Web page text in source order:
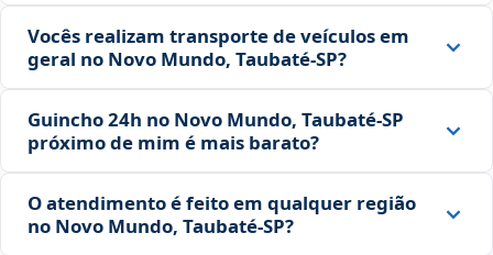
Vocês realizam transporte de veículos em
geral no Novo Mundo, Taubaté‑SP?
Guincho 24h no Novo Mundo, Taubaté‑SP
próximo de mim é mais barato?
O atendimento é feito em qualquer região
no Novo Mundo, Taubaté‑SP?